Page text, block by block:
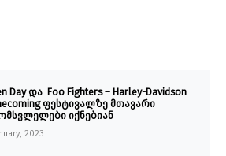
Day და Foo Fighters – Harley-Davidson
ფესტივალზე მთავარი
იქნებიან
2023